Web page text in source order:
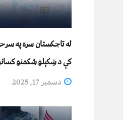
له تاجکستان سره په
کې د ښکېلو شکمنو
دسمبر 17, 2025